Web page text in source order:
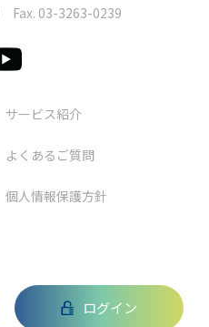
Fax. 03-3263-0239
サービス紹介
よくあるご質問
個人情報保護方針
ログイン